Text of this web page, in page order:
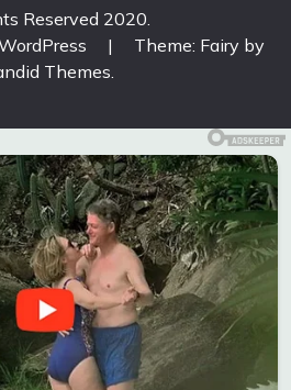
Reserved 2020.
|
Theme: Fairy by
Themes